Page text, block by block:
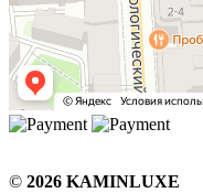
© 2026 KAMINLUXE